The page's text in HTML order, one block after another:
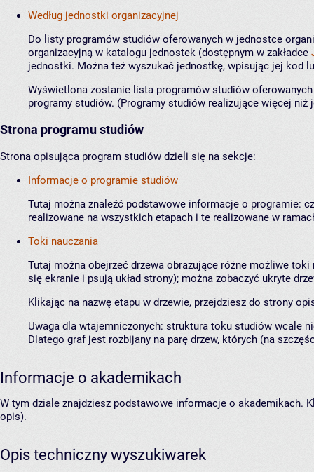
Według jednostki organizacyjnej
Do listy programów studiów oferowanych w jednostce
organizacyjną w katalogu jednostek (dostępnym w zakładce
jednostki. Można też wyszukać jednostkę, wpisując jej kod
Wyświetlona zostanie lista programów studiów
programy studiów. (Programy studiów realizujące więcej
Strona programu studiów
Strona opisująca program studiów dzieli się na sekcje:
Informacje o programie studiów
Tutaj można znaleźć podstawowe informacje o programie:
realizowane na wszystkich etapach i te realizowane w
Toki nauczania
Tutaj można obejrzeć drzewa obrazujące różne możliwe
się ekranie i psują układ strony); można zobaczyć ukryte
Klikając na nazwę etapu w drzewie, przejdziesz do strony
Uwaga dla wtajemniczonych: struktura toku studiów wcale
Dlatego graf jest rozbijany na parę drzew, których (na
Informacje o akademikach
W tym dziale znajdziesz podstawowe informacje o akademikach.
opis).
Opis techniczny wyszukiwarek